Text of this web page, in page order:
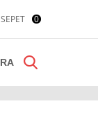
SEPET 0